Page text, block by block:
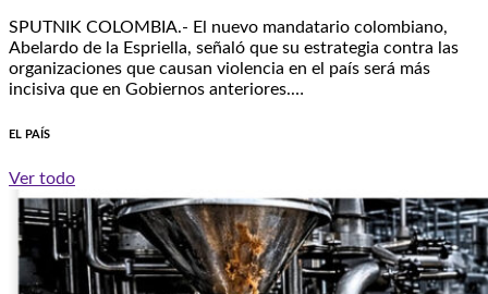
SPUTNIK COLOMBIA.- El nuevo mandatario colombiano,
Abelardo de la Espriella, señaló que su estrategia contra las
organizaciones que causan violencia en el país será más
incisiva que en Gobiernos anteriores.…
EL PAÍS
Ver todo